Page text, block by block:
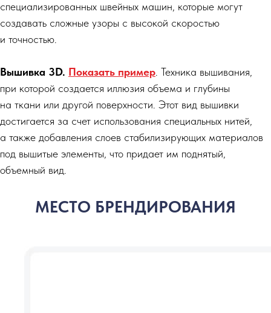
специализированных швейных машин, которые могут
создавать сложные узоры с высокой скоростью
и точностью.
Вышивка 3D. Показать пример . Техника вышивания,
при которой создается иллюзия объема и глубины
на ткани или другой поверхности. Этот вид вышивки
достигается за счет использования специальных нитей,
а также добавления слоев стабилизирующих материалов
под вышитые элементы, что придает им поднятый,
объемный вид.
МЕСТО БРЕНДИРОВАНИЯ